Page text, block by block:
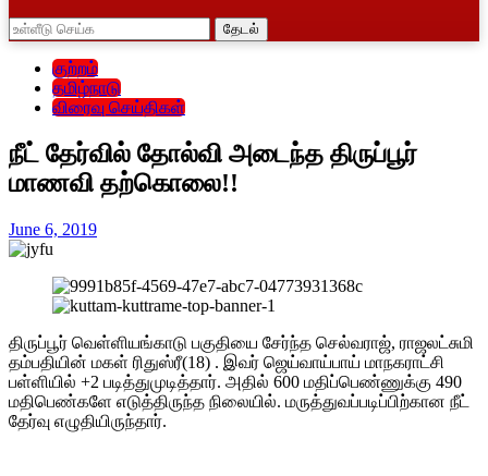
தேடல்
குற்றம்
தமிழ்நாடு
விரைவு செய்திகள்
நீட் தேர்வில் தோல்வி அடைந்த திருப்பூர்
மாணவி தற்கொலை!!
June 6, 2019
திருப்பூர் வெள்ளியங்காடு பகுதியை சேர்ந்த செல்வராஜ், ராஜலட்சுமி
தம்பதியின் மகள் ரிதுஸ்ரீ(18) . இவர் ஜெய்வாய்பாய் மாநகராட்சி
பள்ளியில் +2 படித்துமுடித்தார். அதில் 600 மதிப்பெண்ணுக்கு 490
மதிபெண்களே எடுத்திருந்த நிலையில். மருத்துவப்படிப்பிற்கான நீட்
தேர்வு எழுதியிருந்தார்.